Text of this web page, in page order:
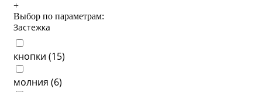
+
Выбор по параметрам:
Застежка
кнопки (15)
молния (6)